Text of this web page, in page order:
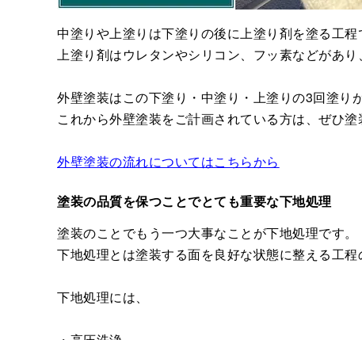
中塗りや上塗りは下塗りの後に上塗り剤を塗る工程
上塗り剤はウレタンやシリコン、フッ素などがあ
外壁塗装はこの下塗り・中塗り・上塗りの3回塗り
これから外壁塗装をご計画されている方は、ぜひ
外壁塗装の流れについてはこちらから
塗装の品質を保つことでとても重要な下地処理
塗装のことでもう一つ大事なことが下地処理です。
下地処理とは塗装する面を良好な状態に整える工程
下地処理には、